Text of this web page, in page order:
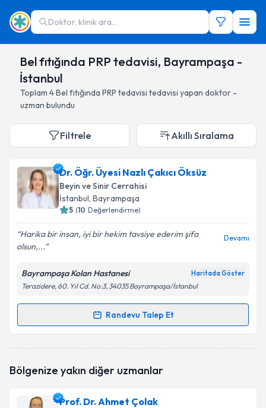
Doktor, klinik ara...
Bel fıtığında PRP tedavisi, Bayrampaşa -
İstanbul
Toplam 4Bel fıtığında PRP tedavisi tedavisi yapan doktor -
uzman bulundu
Filtrele Akıllı Sıralama
Dr. Öğr. Üyesi Nazlı Çakıcı Öksüz
Beyin ve Sinir Cerrahisi
İstanbul, Bayrampaşa
5 (10 Değerlendirme)
Harika bir insan, iyi bir hekim tavsiye ederim şifa
olsun,...
Devamı
Bayrampaşa Kolan Hastanesi Haritada Göster
Terazidere, 60. Yıl Cd. No:3, 34035 Bayrampaşa/İstanbul
Randevu Talep Et
Randevu Takvimi Talebi
takvimi talebi oluşturun. Size bu uzmandan randevu
bilgilendireceğiz.
Bölgenize yakın diğer uzmanlar
Prof. Dr. Ahmet Çolak